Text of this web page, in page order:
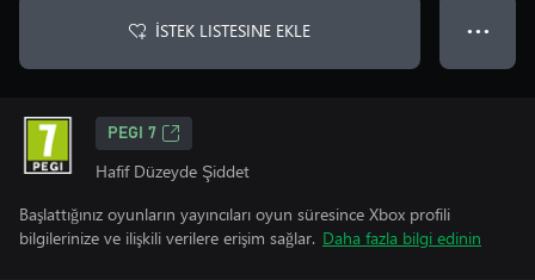
İSTEK LISTESINE EKLE ● ● ●
PEGI 7
Hafif Düzeyde Şiddet
Başlattığınız oyunların yayıncıları oyun süresince Xbox profili
bilgilerinize ve ilişkili verilere erişim sağlar. Daha fazla bilgi edinin